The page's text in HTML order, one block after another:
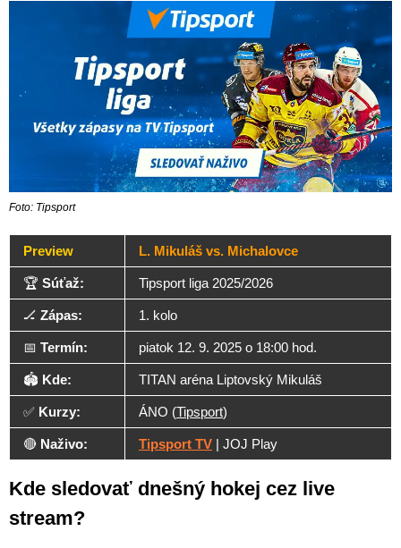
Foto: Tipsport
Preview L. Mikuláš vs. Michalovce
🏆 Súťaž: Tipsport liga 2025/2026
🏒 Zápas: 1. kolo
📅 Termín: piatok 12. 9. 2025 o 18:00 hod.
🏟️ Kde: TITAN aréna Liptovský Mikuláš
✅ Kurzy: ÁNO (Tipsport)
🔴 Naživo: Tipsport TV | JOJ Play
Kde sledovať dnešný hokej cez live
stream?